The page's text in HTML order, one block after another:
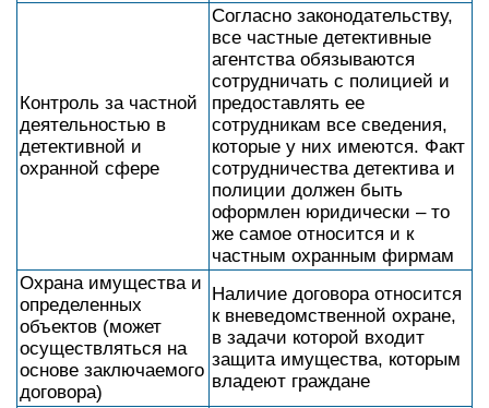
Контроль за частной
деятельностью в
детективной и
охранной сфере
Согласно законодательству,
все частные детективные
агентства обязываются
сотрудничать с полицией и
предоставлять ее
сотрудникам все сведения,
которые у них имеются. Факт
сотрудничества детектива и
полиции должен быть
оформлен юридически – то
же самое относится и к
частным охранным фирмам
Охрана имущества и
определенных
объектов (может
осуществляться на
основе заключаемого
договора)
Наличие договора относится
к вневедомственной охране,
в задачи которой входит
защита имущества, которым
владеют граждане